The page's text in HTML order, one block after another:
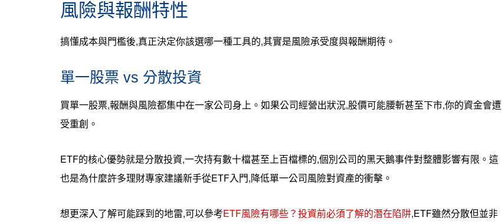
風險與報酬特性
搞懂成本與門檻後,真正決定你該選哪一種工具的,其實是風險承受度與報酬期待。
單一股票 vs 分散投資
買單一股票,報酬與風險都集中在一家公司身上。如果公司經營出狀況,股價可能腰斬甚至下市,你的資金會遭
受重創。
ETF的核心優勢就是分散投資,一次持有數十檔甚至上百檔標的,個別公司的黑天鵝事件對整體影響有限。這
也是為什麼許多理財專家建議新手從ETF入門,降低單一公司風險對資產的衝擊。
想更深入了解可能踩到的地雷,可以參考ETF風險有哪些？投資前必須了解的潛在陷阱,ETF雖然分散但並非